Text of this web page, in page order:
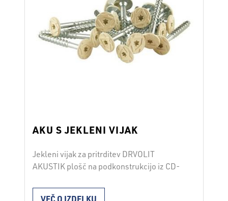
AKU S JEKLENI VIJAK
Jekleni vijak za pritrditev DRVOLIT
AKUSTIK plošč na podkonstrukcijo iz CD-
VEČ O IZDELKU